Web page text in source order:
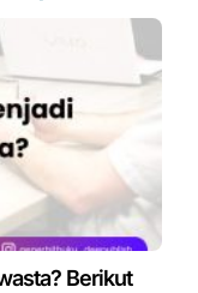
Berikut